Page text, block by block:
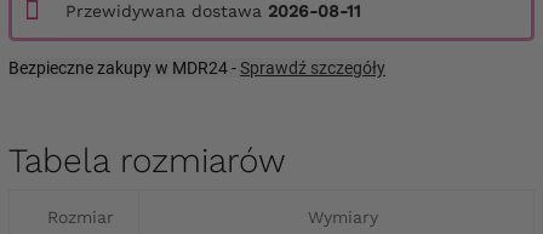
Przewidywana dostawa 2026-08-11
Bezpieczne zakupy w MDR24 -Sprawdź szczegóły
Tabela rozmiarów
Rozmiar Wymiary